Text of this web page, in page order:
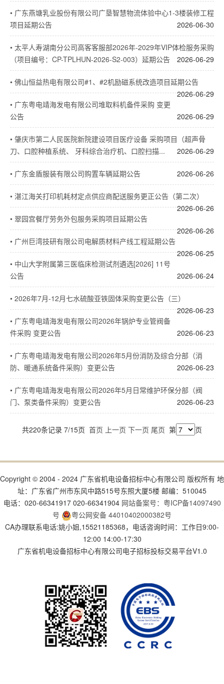
• 广东燕塘乳业股份有限公司广垦智慧物流体验中心1-3楼装修工程
项目延期公告
2026-06-30
• 太平人寿湖南分公司高客客服部2026年-2029年VIP体检服务采购
（项目编号：CP-TPLHUN-2026-S2-003）延期公告
2026-06-29
• 佛山恒益热电有限公司#1、#2机励磁系统改造项目延期公告
2026-06-29
• 广东粤电靖海发电有限公司堆取料机备件采购 变更
公告
2026-06-29
• 肇庆市第二人民医院新院建设项目医疗设备 采购项目（超声骨
刀、口腔种植系统、 牙科综合治疗机、口腔扫描...
2026-06-29
• 广东金盾服装有限公司购置车辆延期公告 2026-06-26
• 湛江海关打印机耗材定点供应商配送服务更正公告（第二次）
2026-06-26
• 翠园宫餐厅劳务外包服务采购项目延期公告
2026-06-26
• 广州巨湾技研有限公司电解质材料产线工程延期公告
2026-06-25
• 中山大学附属第三医临床检测试剂遴选[2026] 11号
公告
2026-06-24
• 2026年7月-12月七水硫酸亚铁固体采购变更公告（三）
2026-06-23
• 广东粤电靖海发电有限公司2026年锅炉专业管阀备
件采购 变更公告
2026-06-23
• 广东粤电靖海发电有限公司2026年5月份消防及综合分部（消
防、暖通系统备件采购）变更公告
2026-06-23
• 广东粤电靖海发电有限公司2026年5月日常维护环保分部（阀
门、泵类备件采购）变更公告
2026-06-23
共220条记录 7/15页 首页 上一页 下一页 尾页 第 页
Copyright © 2004 - 2024 广东省机电设备招标中心有限公司 版权所有 地
址：广东省广州市东风中路515号东照大厦5楼 邮编：510045
电话：020-66341917 020-66341904 网站备案号：粤ICP备14097490
号
粤公网安备 44010402000382号
CA办理联系电话:姚小姐,15521185368，电话咨询时间：工作日9:00-
12:00 14:00-17:30
广东省机电设备招标中心有限公司电子招标投标交易平台V1.0